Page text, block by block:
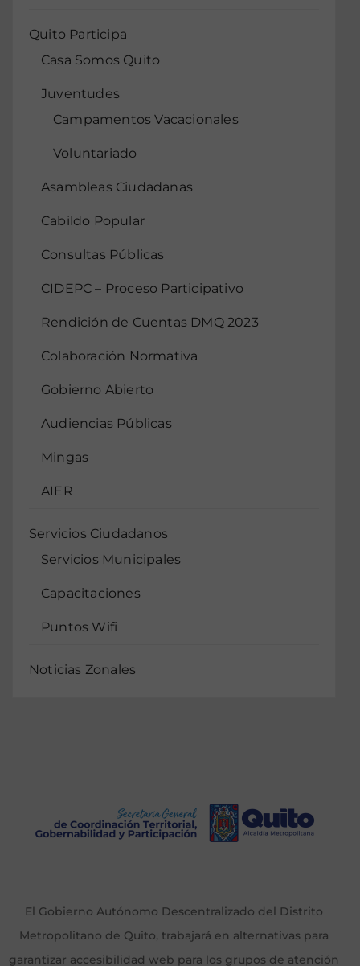
Quito Participa
Casa Somos Quito
Juventudes
Campamentos Vacacionales
Voluntariado
Asambleas Ciudadanas
Cabildo Popular
Consultas Públicas
CIDEPC – Proceso Participativo
Rendición de Cuentas DMQ 2023
Colaboración Normativa
Gobierno Abierto
Audiencias Públicas
Mingas
AIER
Servicios Ciudadanos
Servicios Municipales
Capacitaciones
Puntos Wifi
Noticias Zonales
El Gobierno Autónomo Descentralizado del Distrito
Metropolitano de Quito, trabajará en alternativas para
garantizar accesibilidad web para los grupos de atención